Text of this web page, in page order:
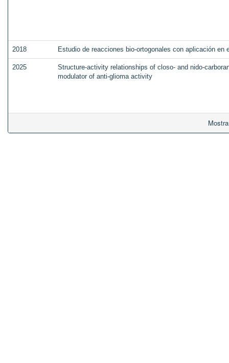
2018 Estudio de reacciones bio-ortogonales con aplicación en
2025
Structure-activity relationships of closo- and nido-
modulator of anti-glioma activity